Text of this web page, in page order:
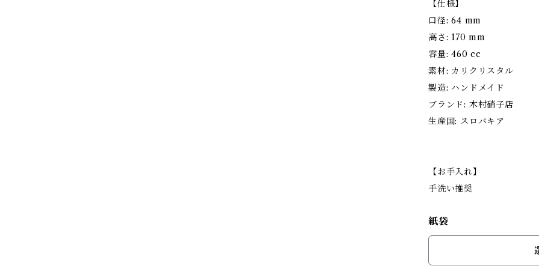
【仕様】
口径: 64 mm
高さ: 170 mm
容量: 460 cc
素材: カリクリスタル
製造: ハンドメイド
ブランド: 木村硝子店
生産国: スロバキア
【お手入れ】
手洗い推奨
紙袋